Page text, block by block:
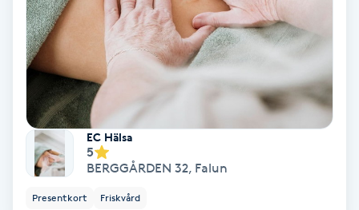
Spa manikyr & pedikyr
Spa-manikyr
Spa-pedikyr
Spraytan
EC Hälsa
5
BERGGÅRDEN 32, Falun
Presentkort Friskvård